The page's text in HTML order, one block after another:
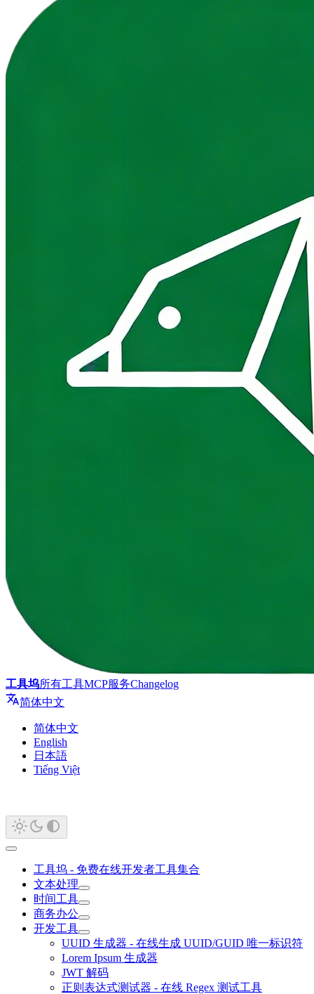
工具坞所有工具MCP服务Changelog
简体中文
简体中文
English
日本語
Tiếng Việt
工具坞 - 免费在线开发者工具集合
文本处理
时间工具
商务办公
开发工具
UUID 生成器 - 在线生成 UUID/GUID 唯一标识符
Lorem Ipsum 生成器
JWT 解码
正则表达式测试器 - 在线 Regex 测试工具